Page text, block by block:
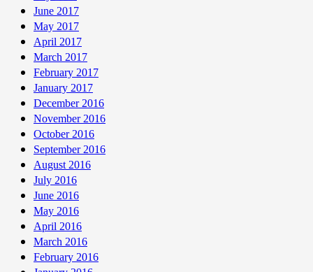
June 2017
May 2017
April 2017
March 2017
February 2017
January 2017
December 2016
November 2016
October 2016
September 2016
August 2016
July 2016
June 2016
May 2016
April 2016
March 2016
February 2016